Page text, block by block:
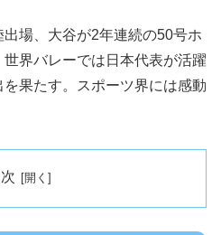
場、大谷が2年連続の50号ホ
界バレーでは日本代表が活躍
果たす。スポーツ界には感動